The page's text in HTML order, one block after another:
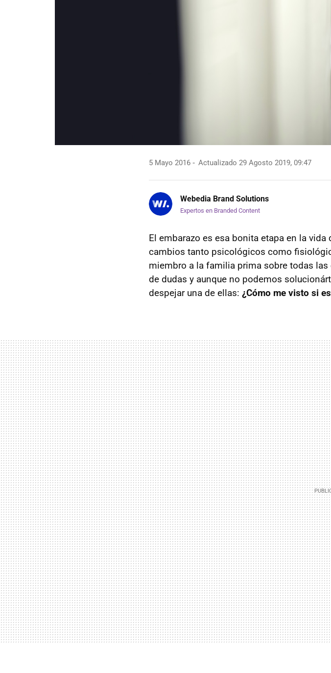
5 Mayo 2016 Actualizado 29 Agosto 2019, 09:47
Webedia Brand Solutions
Expertos en Branded Content
El embarazo es esa bonita etapa en la
cambios tanto psicológicos como
miembro a la familia prima sobre todas
de dudas y aunque no podemos
despejar una de ellas: ¿Cómo me visto si